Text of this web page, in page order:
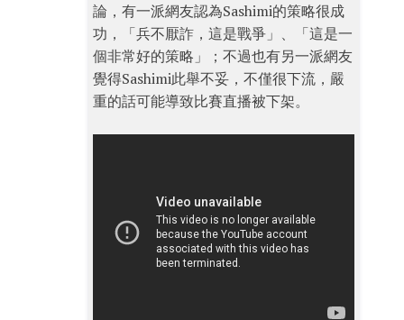
論，有一派網友認為Sashimi的策略很成
功，「兵不厭詐，這是戰爭」、「這是一
個非常好的策略」；不過也有另一派網友
覺得Sashimi此舉不妥，不僅很下流，嚴
重的話可能導致比賽直播被下架。